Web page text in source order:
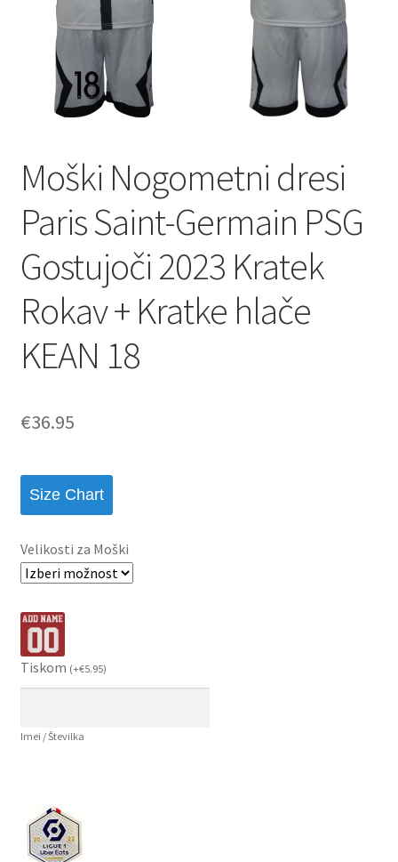
Moški Nogometni dresi
Paris Saint-Germain PSG
Gostujoči 2023 Kratek
Rokav + Kratke hlače
KEAN 18
€36.95
Size Chart
Velikosti za Moški
Tiskom (+€5.95)
Imei / Številka